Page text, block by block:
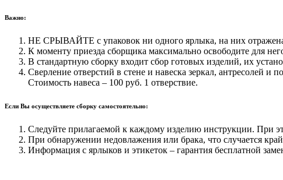
Важно:
НЕ СРЫВАЙТЕ с упаковок ни одного ярлыка, на них отражена
К моменту приезда сборщика максимально освободите для
В стандартную сборку входит сбор готовых изделий, их
Сверление отверстий в стене и навеска зеркал, антресолей и
Стоимость навеса – 100 руб. 1 отверствие.
Если Вы осуществляете сборку самостоятельно:
Следуйте прилагаемой к каждому изделию инструкции. При
При обнаружении недовлажения или брака, что случается
Информация с ярлыков и этикеток – гарантия бесплатной